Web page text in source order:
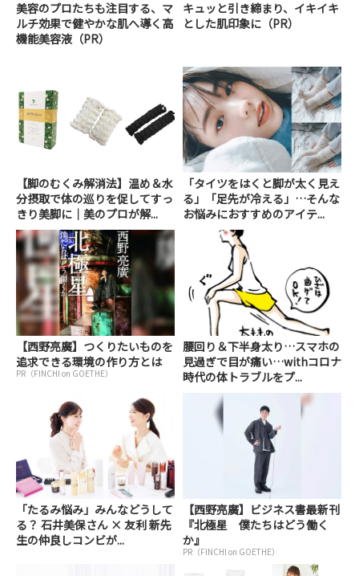
美容のプロたちも注目する、マ
ルチ効果で健やかな肌へ導く高
機能美容液（PR）
キュッと引き締まり、イキイキ
とした肌印象に（PR）
【脚のむくみ解消法】温め＆水
分摂取で体の巡りを促してすっ
きり美脚に｜美のプロが解...
「タイツをはくと脚が太く見え
る」「足先が冷える」…そんな
お悩みにおすすめのアイテ...
【西野亮廣】つくりたいものを
追求できる環境の作り方とは
PR（FINCHI on GOETHE）
腰回り＆下半身太り…スマホの
見過ぎで目が痛い…withコロナ
時代の体トラブルをプ...
「たるみ悩み」みんなどうして
る？ 石井美保さん × 友利 新先
生の仲良しコンビが...
【西野亮廣】ビジネス書最新刊
『北極星 僕たちはどう働く
か』
PR（FINCHI on GOETHE）